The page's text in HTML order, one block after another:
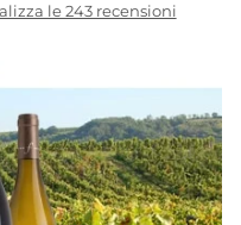
le 243 recensioni